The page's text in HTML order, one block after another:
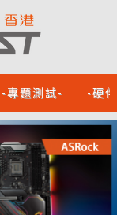
-專題測試- -硬